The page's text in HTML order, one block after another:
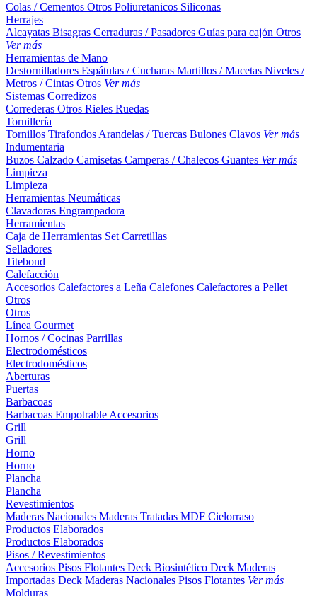
Colas / Cementos Otros Poliuretanicos Siliconas
Herrajes
Alcayatas Bisagras Cerraduras / Pasadores Guías para cajón Otros
Ver más
Herramientas de Mano
Destornilladores Espátulas / Cucharas Martillos / Macetas Niveles /
Metros / Cintas Otros Ver más
Sistemas Corredizos
Correderas Otros Rieles Ruedas
Tornillería
Tornillos Tirafondos Arandelas / Tuercas Bulones Clavos Ver más
Indumentaria
Buzos Calzado Camisetas Camperas / Chalecos Guantes Ver más
Limpieza
Limpieza
Herramientas Neumáticas
Clavadoras Engrampadora
Herramientas
Caja de Herramientas Set Carretillas
Selladores
Titebond
Calefacción
Accesorios Calefactores a Leña Calefones Calefactores a Pellet
Otros
Otros
Línea Gourmet
Hornos / Cocinas Parrillas
Electrodomésticos
Electrodomésticos
Aberturas
Puertas
Barbacoas
Barbacoas Empotrable Accesorios
Grill
Grill
Horno
Horno
Plancha
Plancha
Revestimientos
Maderas Nacionales Maderas Tratadas MDF Cielorraso
Productos Elaborados
Productos Elaborados
Pisos / Revestimientos
Accesorios Pisos Flotantes Deck Biosintético Deck Maderas
Importadas Deck Maderas Nacionales Pisos Flotantes Ver más
Molduras